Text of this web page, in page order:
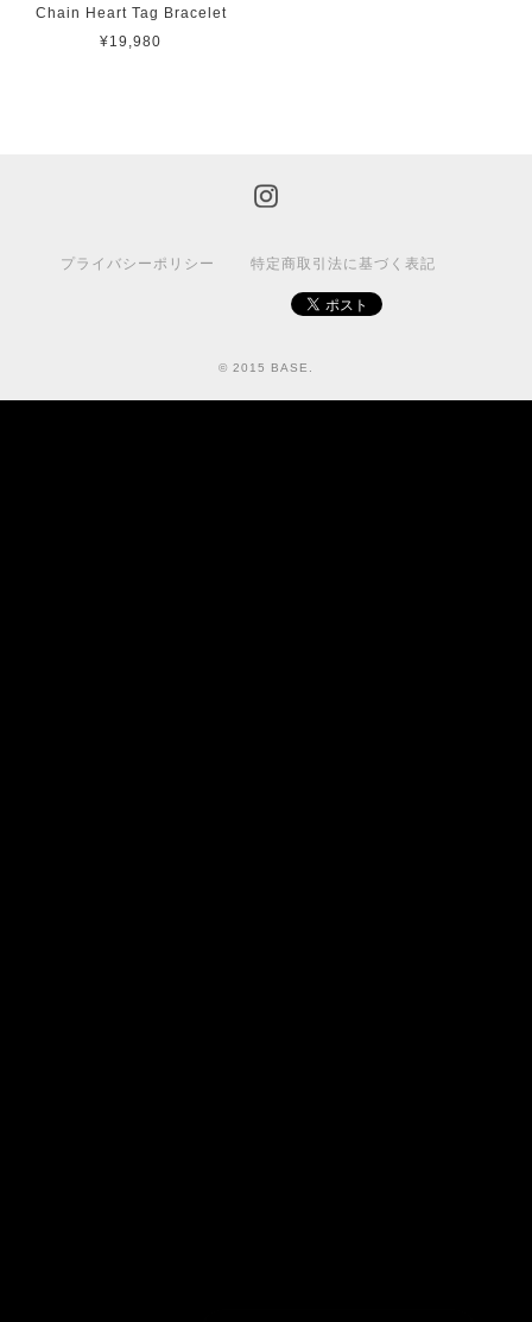
Chain Heart Tag Bracelet
¥19,980
プライバシーポリシー 特定商取引法に基づく表記
© 2015 BASE.